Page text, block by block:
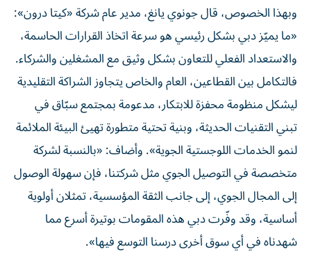
وبهذا الخصوص، قال جونوي يانغ، مدير عام شركة «كيتا درون»:
«ما يميّز دبي بشكل رئيسي هو سرعة اتخاذ القرارات الحاسمة،
والاستعداد الفعلي للتعاون بشكل وثيق مع المشغلين والشركاء.
فالتكامل بين القطاعين، العام والخاص يتجاوز الشراكة التقليدية
ليشكل منظومة محفزة للابتكار، مدعومة بمجتمع سبّاق في
تبني التقنيات الحديثة، وبنية تحتية متطورة تهيئ البيئة الملائمة
لنمو الخدمات اللوجستية الجوية». وأضاف: «بالنسبة لشركة
متخصصة في التوصيل الجوي مثل شركتنا، فإن سهولة الوصول
إلى المجال الجوي، إلى جانب الثقة المؤسسية، تمثلان أولوية
أساسية، وقد وفّرت دبي هذه المقومات بوتيرة أسرع مما
شهدناه في أي سوق أخرى درسنا التوسع فيها».